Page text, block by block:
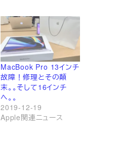
MacBook Pro 13インチ
故障！修理とその顛
末。。そして16インチ
へ。。
2019-12-19
Apple関連ニュース